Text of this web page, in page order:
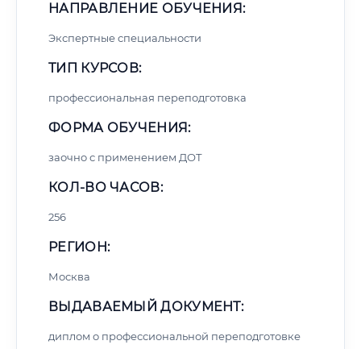
НАПРАВЛЕНИЕ ОБУЧЕНИЯ:
Экспертные специальности
ТИП КУРСОВ:
профессиональная переподготовка
ФОРМА ОБУЧЕНИЯ:
заочно с применением ДОТ
КОЛ-ВО ЧАСОВ:
256
РЕГИОН:
Москва
ВЫДАВАЕМЫЙ ДОКУМЕНТ:
диплом о профессиональной переподготовке